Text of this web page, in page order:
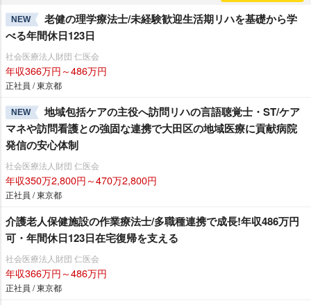
NEW
老健の理学療法士/未経験歓迎生活期リハを基礎から学
べる年間休日123日
社会医療法人財団 仁医会
年収366万円～486万円
正社員 / 東京都
NEW
地域包括ケアの主役へ訪問リハの言語聴覚士・ST/ケア
マネや訪問看護との強固な連携で大田区の地域医療に貢献病院
発信の安心体制
社会医療法人財団 仁医会
年収350万2,800円～470万2,800円
正社員 / 東京都
介護老人保健施設の作業療法士/多職種連携で成長!年収486万円
可・年間休日123日在宅復帰を支える
社会医療法人財団 仁医会
年収366万円～486万円
正社員 / 東京都